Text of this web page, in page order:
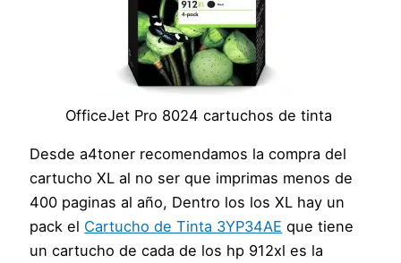
OfficeJet Pro 8024 cartuchos de tinta
Desde a4toner recomendamos la compra del
cartucho XL al no ser que imprimas menos de
400 paginas al año, Dentro los los XL hay un
pack el Cartucho de Tinta 3YP34AE que tiene
un cartucho de cada de los hp 912xl es la